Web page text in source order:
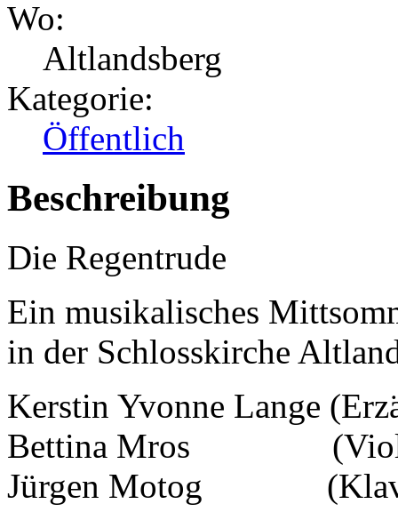
Wo:
Altlandsberg
Kategorie:
Öffentlich
Beschreibung
Die Regentrude
Ein musikalisches
in der Schlosskirche
Kerstin Yvonne Lange
Bettina Mros
Jürgen Motog